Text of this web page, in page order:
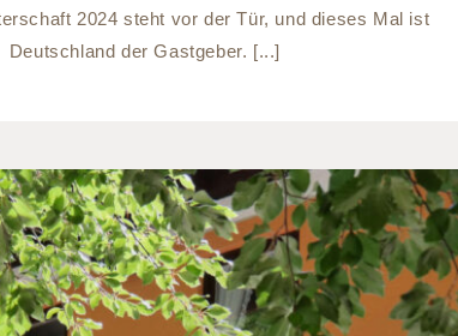
2024 steht vor der Tür, und dieses Mal ist
Deutschland der Gastgeber. [...]